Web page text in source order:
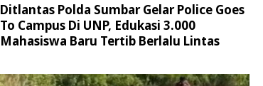
Ditlantas Polda Sumbar Gelar Police Goes
To Campus Di UNP, Edukasi 3.000
Mahasiswa Baru Tertib Berlalu Lintas